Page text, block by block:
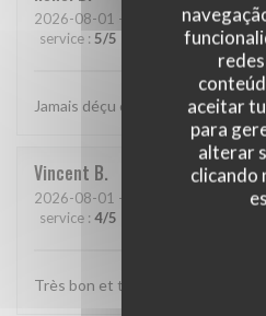
aceitar
para
alterar
clicando
2026-08-01 - 20:15 - guests 2
service : 5/5 :5/5 menu :
Jamais déçu chez cabane.. jf
Vincent B
2026-08-01 - 20:30 - guests 4
service : 4/5
Très bon et très bien presenté